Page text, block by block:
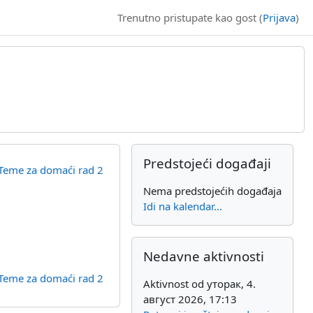
Trenutno pristupate kao gost (Prijava)
za domaći rad 2
za domaći rad 2
Dodatni blokovi
Preskoči Predstojeći događaji
Predstojeći događaji
Nema predstojećih događaja
Idi na kalendar...
Preskoči Nedavne aktivnosti
Nedavne aktivnosti
Aktivnost od уторак, 4.
август 2026, 17:13